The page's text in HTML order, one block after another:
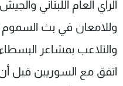
الرأي العام اللبناني
وللامعان في بث السموم
والتلاعب بمشاعر
اتفق مع السوريين قبل